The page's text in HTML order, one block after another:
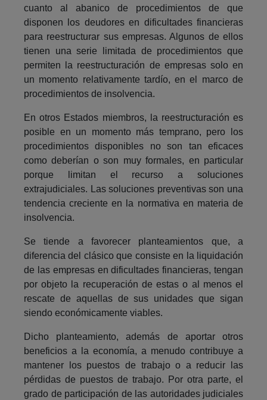
cuanto al abanico de procedimientos de que
disponen los deudores en dificultades financieras
para reestructurar sus empresas. Algunos de ellos
tienen una serie limitada de procedimientos que
permiten la reestructuración de empresas solo en
un momento relativamente tardío, en el marco de
procedimientos de insolvencia.
En otros Estados miembros, la reestructuración es
posible en un momento más temprano, pero los
procedimientos disponibles no son tan eficaces
como deberían o son muy formales, en particular
porque limitan el recurso a soluciones
extrajudiciales. Las soluciones preventivas son una
tendencia creciente en la normativa en materia de
insolvencia.
Se tiende a favorecer planteamientos que, a
diferencia del clásico que consiste en la liquidación
de las empresas en dificultades financieras, tengan
por objeto la recuperación de estas o al menos el
rescate de aquellas de sus unidades que sigan
siendo económicamente viables.
Dicho planteamiento, además de aportar otros
beneficios a la economía, a menudo contribuye a
mantener los puestos de trabajo o a reducir las
pérdidas de puestos de trabajo. Por otra parte, el
grado de participación de las autoridades judiciales